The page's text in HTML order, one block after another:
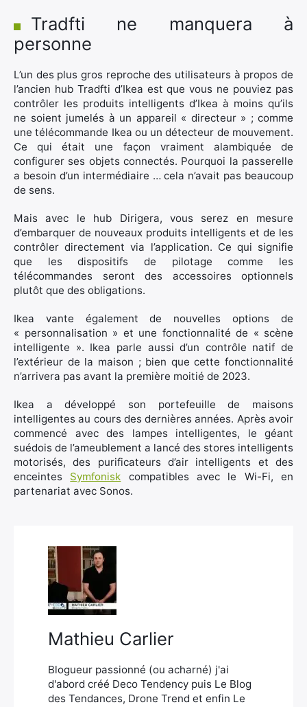
Tradfti ne manquera à
personne
L’un des plus gros reproche des utilisateurs à propos de
l’ancien hub Tradfti d’Ikea est que vous ne pouviez pas
contrôler les produits intelligents d’Ikea à moins qu’ils
ne soient jumelés à un appareil « directeur » ; comme
une télécommande Ikea ou un détecteur de mouvement.
Ce qui était une façon vraiment alambiquée de
configurer ses objets connectés. Pourquoi la passerelle
a besoin d’un intermédiaire … cela n’avait pas beaucoup
de sens.
Mais avec le hub Dirigera, vous serez en mesure
d’embarquer de nouveaux produits intelligents et de les
contrôler directement via l’application. Ce qui signifie
que les dispositifs de pilotage comme les
télécommandes seront des accessoires optionnels
plutôt que des obligations.
Ikea vante également de nouvelles options de
« personnalisation » et une fonctionnalité de « scène
intelligente ». Ikea parle aussi d’un contrôle natif de
l’extérieur de la maison ; bien que cette fonctionnalité
n’arrivera pas avant la première moitié de 2023.
Ikea a développé son portefeuille de maisons
intelligentes au cours des dernières années. Après avoir
commencé avec des lampes intelligentes, le géant
suédois de l’ameublement a lancé des stores intelligents
motorisés, des purificateurs d’air intelligents et des
enceintes Symfonisk compatibles avec le Wi-Fi, en
partenariat avec Sonos.
Mathieu Carlier
Blogueur passionné (ou acharné) j'ai
d'abord créé Deco Tendency puis Le Blog
des Tendances, Drone Trend et enfin Le